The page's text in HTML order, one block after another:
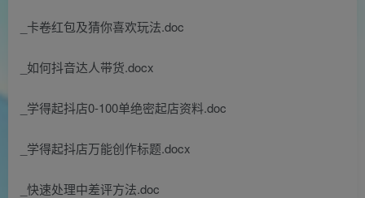
_卡卷红包及猜你喜欢玩法.doc
_如何抖音达人带货.docx
_学得起抖店0-100单绝密起店资料.doc
_学得起抖店万能创作标题.docx
_快速处理中差评方法.doc